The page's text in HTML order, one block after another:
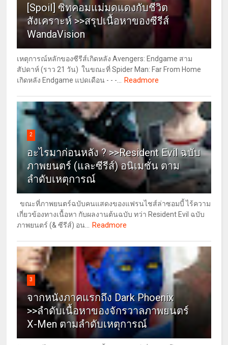
[Spoil] ซิทคอมแม่มดแดงกับชีวิต
สังเคราะห์ >>สรุปเนื้อหาของซีรีส์
WandaVision
เหตุการณ์หลักของซีรีส์เกิดหลัง Avengers: Endgame สาม
สัปดาห์ (ราว 21 วัน) ในขณะที่ Spider Man: Far From Home
เกิดหลัง Endgame แปดเดือน - - -...
Readmore
2
อะไรมาก่อนหลัง ? >>Resident Evil ฉบับ
ภาพยนตร์ (และซีรีส์) อนิเมชั่น ตาม
ลำดับเหตุการณ์
ขณะที่ภาพยนตร์ฉบับคนแสดงของแฟรนไชส์ล่าซอมบี้ ไร้ความ
เกี่ยวข้องทางเนื้อหา กับผลงานต้นฉบับ ทว่า Resident Evil ฉบับ
ภาพยนตร์ (& ซีรีส์) อน...
Readmore
3
จากหนังภาคแรกถึง Dark Phoenix
>>ลำดับเนื้อหาของจักรวาลภาพยนตร์
X-Men ตามลำดับเหตุการณ์